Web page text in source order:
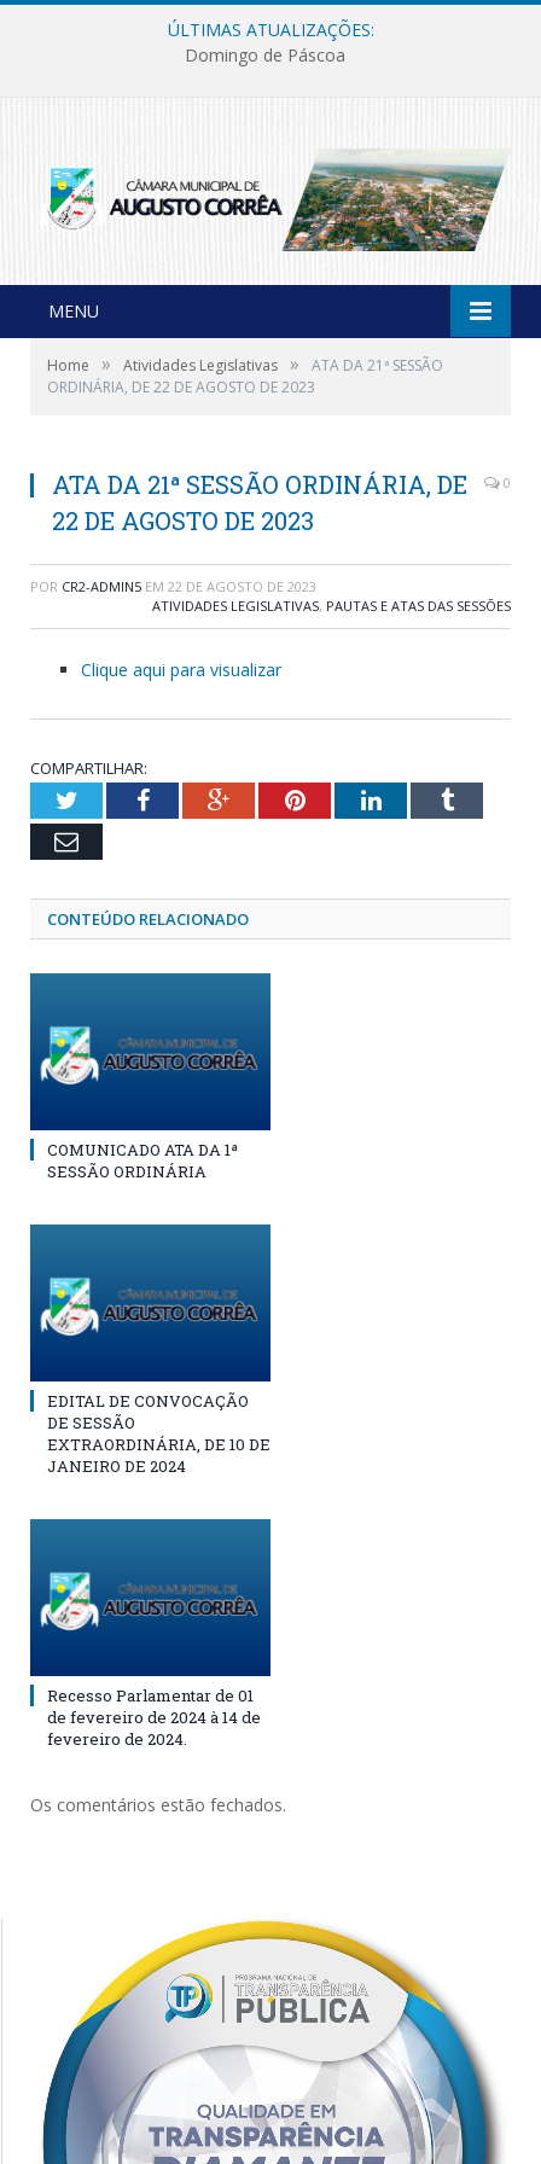
ÚLTIMAS ATUALIZAÇÕES:
Domingo de Páscoa
MENU
Home » Atividades Legislativas »
ATA DA 21ª SESSÃO
ORDINÁRIA, DE 22 DE AGOSTO DE 2023
ATA DA 21ª SESSÃO ORDINÁRIA, DE
22 DE AGOSTO DE 2023
0
POR CR2-ADMIN5 EM 22 DE AGOSTO DE 2023
ATIVIDADES LEGISLATIVAS, PAUTAS E ATAS DAS SESSÕES
Clique aqui para visualizar
COMPARTILHAR:
TwitterFacebookGoogle+PinterestLinkedInTumblr
Email
CONTEÚDO RELACIONADO
COMUNICADO ATA DA 1ª
SESSÃO ORDINÁRIA
EDITAL DE CONVOCAÇÃO
DE SESSÃO
EXTRAORDINÁRIA, DE 10 DE
JANEIRO DE 2024
Recesso Parlamentar de 01
de fevereiro de 2024 à 14 de
fevereiro de 2024.
Os comentários estão fechados.